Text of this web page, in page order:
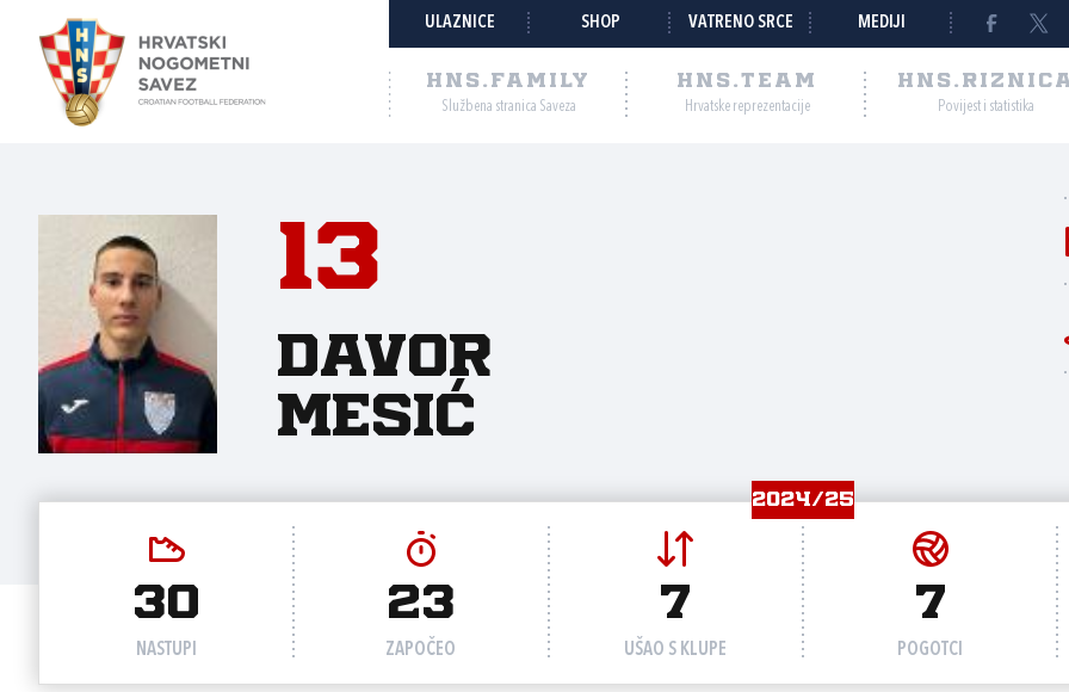
ULAZNICE SHOP VATRENO SRCE MEDIJI
HNS.FAMILY
Službena stranica Saveza
HNS.TEAM
Hrvatske reprezentacije Povijest i statistika
13
Davor
Mesić
2024/25
30
NASTUPI
23
ZAPOČEO
7
UŠAO S KLUPE
7
POGOTCI